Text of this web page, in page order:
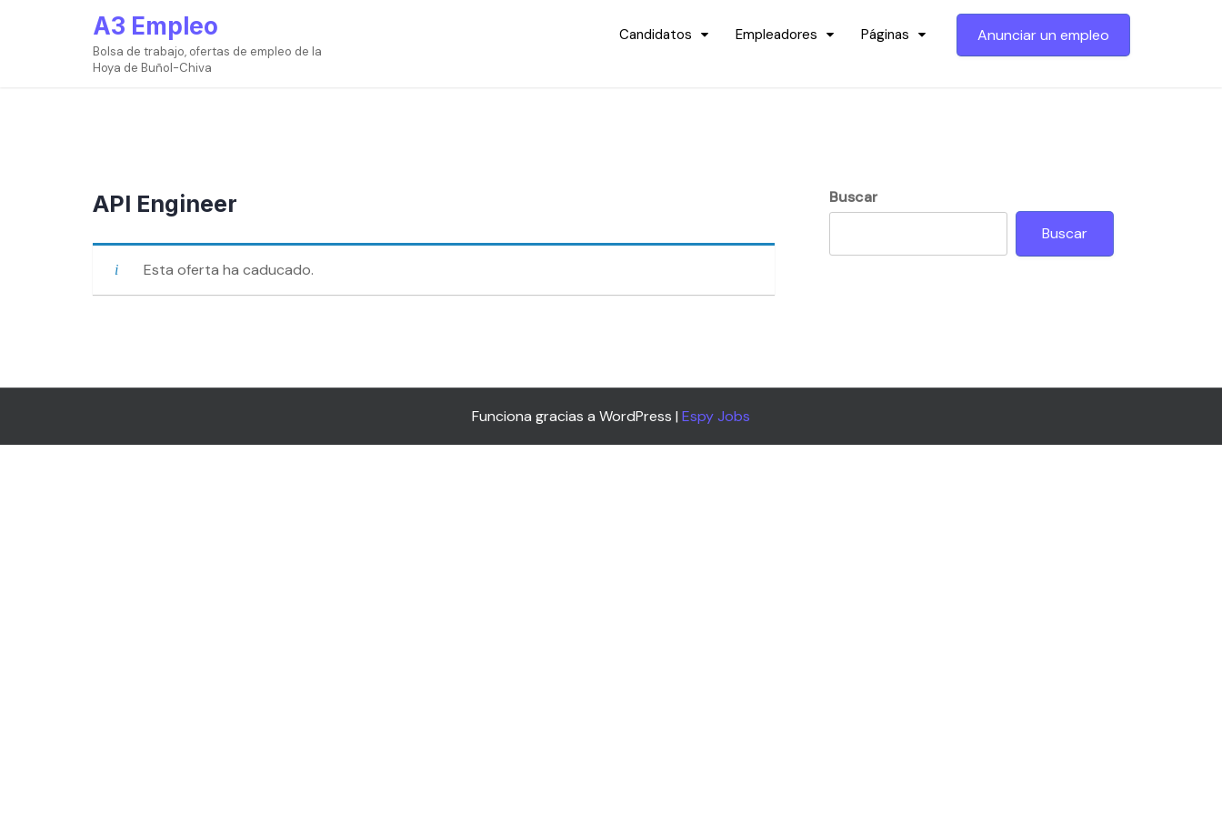
A3 Empleo
Bolsa de trabajo, ofertas de empleo de la
Hoya de Buñol-Chiva
Candidatos Empleadores Páginas Anunciar un empleo
API Engineer
Esta oferta ha caducado.
Buscar
Buscar
Funciona gracias a WordPress | Espy Jobs